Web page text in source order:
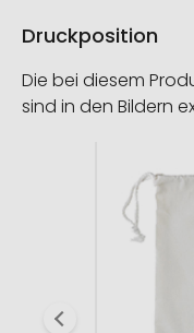
Druckposition
Die bei diesem
sind in den Bildern